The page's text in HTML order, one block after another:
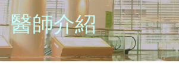
醫師介紹